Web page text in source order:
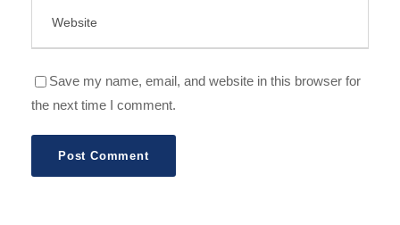
Save my name, email, and website in this browser for
the next time I comment.